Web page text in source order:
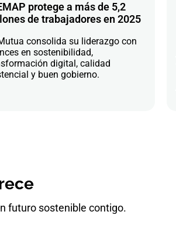
protege a más de 5,2
de trabajadores en 2025
consolida su liderazgo con
en sostenibilidad,
digital, calidad
y buen gobierno.
futuro sostenible contigo.